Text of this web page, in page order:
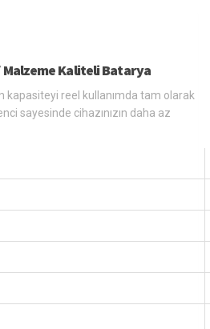
Malzeme Kaliteli Batarya
kapasiteyi reel kullanımda tam olarak
sayesinde cihazınızın daha az